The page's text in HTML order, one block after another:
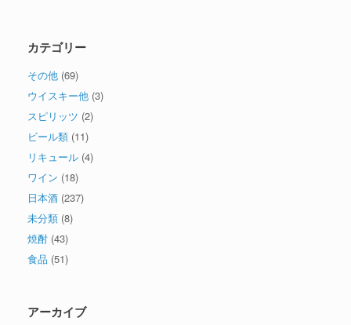
カテゴリー
その他 (69)
ウイスキー他 (3)
スピリッツ (2)
ビール類 (11)
リキュール (4)
ワイン (18)
日本酒 (237)
未分類 (8)
焼酎 (43)
食品 (51)
アーカイブ